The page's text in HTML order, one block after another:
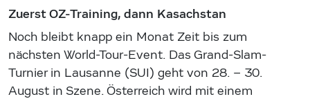
Zuerst OZ-Training, dann Kasachstan
Noch bleibt knapp ein Monat Zeit bis zum
nächsten World-Tour-Event. Das Grand-Slam-
Turnier in Lausanne (SUI) geht von 28. – 30.
August in Szene. Österreich wird mit einem